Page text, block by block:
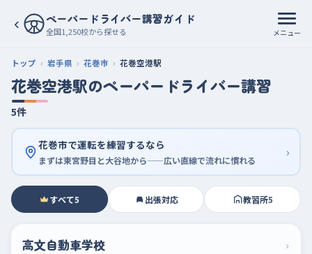
‹ ペーパードライバー講習ガイド
全国1,250校から探せる メニュー
トップ 岩手県 花巻市 花巻空港駅
花巻空港駅のペーパードライバー講習
5件
花巻市で運転を練習するなら
まずは東宮野目と大谷地から——広い直線で流れに慣れる ›
すべて5 出張対応 教習所5
高文自動車学校 ›